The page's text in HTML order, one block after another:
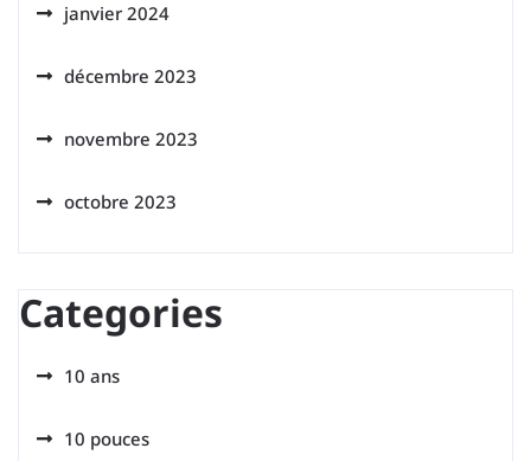
janvier 2024
décembre 2023
novembre 2023
octobre 2023
Categories
10 ans
10 pouces